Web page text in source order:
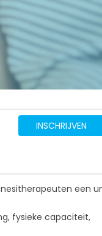
INSCHRIJVEN
een
fysieke capaciteit,